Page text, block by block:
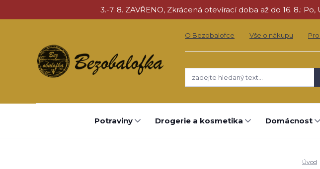
3.-7. 8. ZAVŘENO, Zkrácená otevírací doba až do 16. 8.:
O Bezobalofce Vše o nákupu
Potraviny Drogerie a kosmetika Domácnost
Úvod